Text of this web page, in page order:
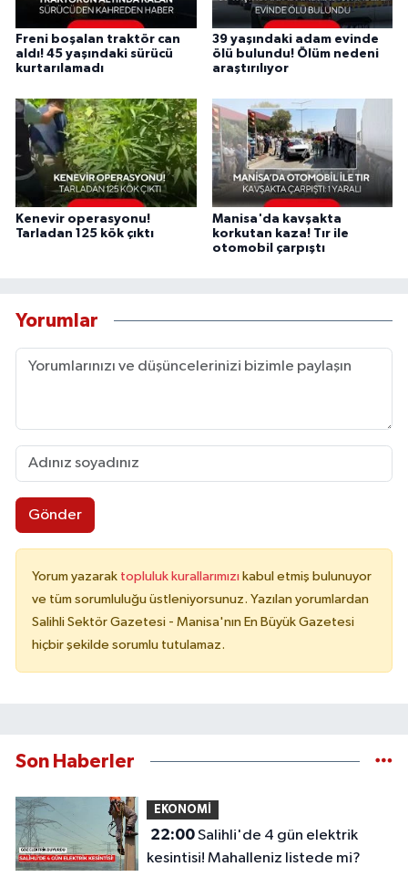
Freni boşalan traktör can
aldı! 45 yaşındaki sürücü
kurtarılamadı
39 yaşındaki adam evinde
ölü bulundu! Ölüm nedeni
araştırılıyor
Kenevir operasyonu!
Tarladan 125 kök çıktı
Manisa'da kavşakta
korkutan kaza! Tır ile
otomobil çarpıştı
Yorumlar
Gönder
Yorum yazarak topluluk kurallarımızı kabul etmiş bulunuyor
ve tüm sorumluluğu üstleniyorsunuz. Yazılan yorumlardan
Salihli Sektör Gazetesi - Manisa'nın En Büyük Gazetesi
hiçbir şekilde sorumlu tutulamaz.
Son Haberler
EKONOMİ
22:00Salihli'de 4 gün elektrik
kesintisi! Mahalleniz listede mi?